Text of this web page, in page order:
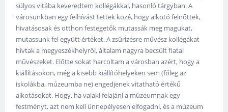
súlyos vitába keveredtem kollégákkal, hasonló tárgyban. A
városunkban egy felhívást tettek közé, hogy alkotó felnőttek,
hivatásosak és otthon festegetők mutassák meg magukat,
mutassunk fel együtt értéket. A zsűrizésre művész kollégákat
hívtak a megyeszékhelyről, általam nagyra becsült fiatal
művészeket. Előtte sokat harcoltam a városban azért, hogy a
kiállításokon, még a kisebb kiállítóhelyeken sem (főleg az
iskolákba, múzeumba ne) engedjenek vitatható értékű
alkotásokat. Hogy, ha valaki felajánl a múzeumnak egy
festményt, azt nem kell ünnepélyesen elfogadni, és a múzeum